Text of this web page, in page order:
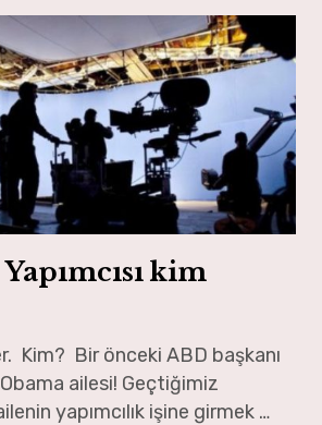
Eğitim
kim
Kim? Bir önceki ABD başkanı
ailesi! Geçtiğimiz
yapımcılık işine girmek …